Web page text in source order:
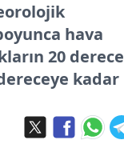
hava
20 derece
kadar